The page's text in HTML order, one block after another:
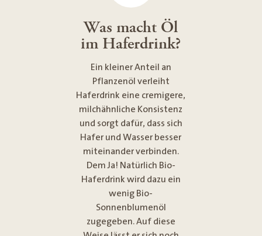
Was macht Öl
im Haferdrink?
Ein kleiner Anteil an
Pflanzenöl verleiht
Haferdrink eine cremigere,
milchähnliche Konsistenz
und sorgt dafür, dass sich
Hafer und Wasser besser
miteinander verbinden.
Dem Ja! Natürlich Bio-
Haferdrink wird dazu ein
wenig Bio-
Sonnenblumenöl
zugegeben. Auf diese